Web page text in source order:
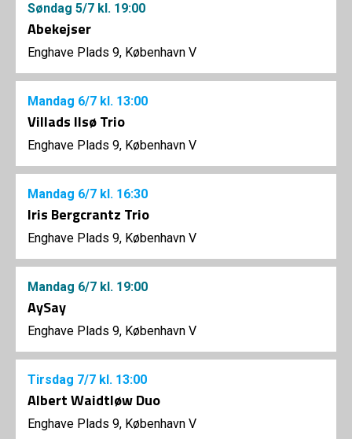
Søndag 5/7 kl. 19:00
Abekejser
Enghave Plads 9, København V
Mandag 6/7 kl. 13:00
Villads Ilsø Trio
Enghave Plads 9, København V
Mandag 6/7 kl. 16:30
Iris Bergcrantz Trio
Enghave Plads 9, København V
Mandag 6/7 kl. 19:00
AySay
Enghave Plads 9, København V
Tirsdag 7/7 kl. 13:00
Albert Waidtløw Duo
Enghave Plads 9, København V